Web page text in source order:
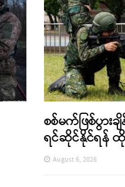
စစ်မက်ဖြစ်ပွား
ရင်ဆိုင်နိုင်ရန်
August 6, 2026